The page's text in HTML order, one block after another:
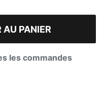
AU PANIER
les commandes